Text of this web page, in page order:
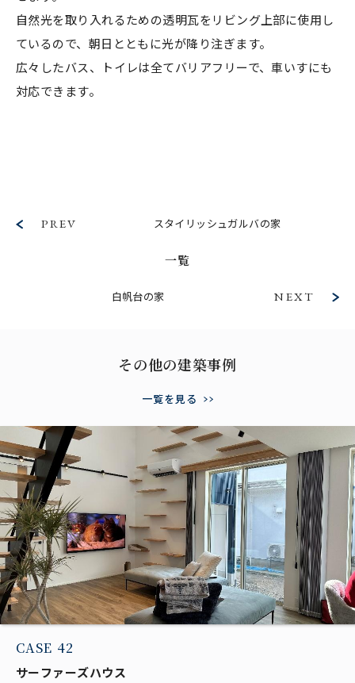
自然光を取り入れるための透明瓦をリビング上部に使用し
ているので、朝日とともに光が降り注ぎます。
広々したバス、トイレは全てバリアフリーで、車いすにも
対応できます。
PREV スタイリッシュガルバの家
一覧
白帆台の家 NEXT
その他の建築事例
一覧を見る
CASE 42
サーファーズハウス